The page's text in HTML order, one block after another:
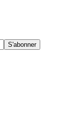
S'abonner